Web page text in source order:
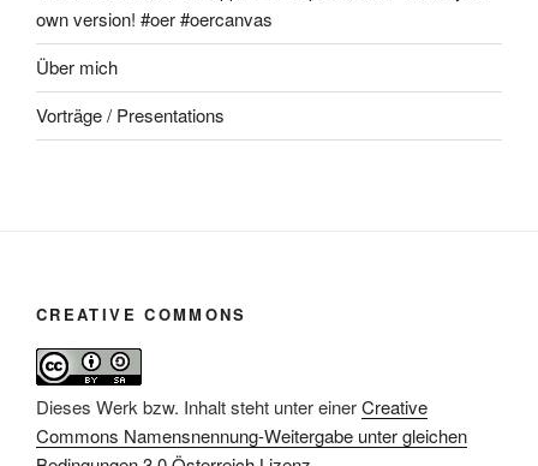
own version! #oer #oercanvas
Über mich
Vorträge / Presentations
CREATIVE COMMONS
Dieses Werk bzw. Inhalt steht unter einerCreative
Commons Namensnennung-Weitergabe unter gleichen